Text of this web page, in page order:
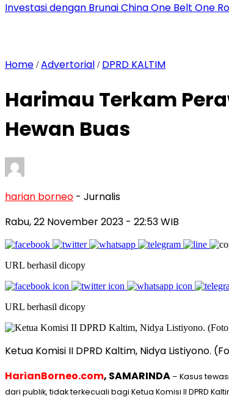
Investasi dengan Brunai China One Belt One
Home /Advertorial / DPRD KALTIM
Harimau Terkam
Hewan Buas
harian borneo - Jurnalis
Rabu, 22 November 2023 - 22:53 WIB
URL berhasil dicopy
URL berhasil dicopy
Ketua Komisi II DPRD Kaltim, Nidya Listiyono.
HarianBorneo.com, SAMARINDA – Kasus
dari publik, tidak terkecuali bagi Ketua Komisi II DPRD